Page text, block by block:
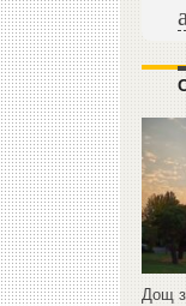
Дощ з